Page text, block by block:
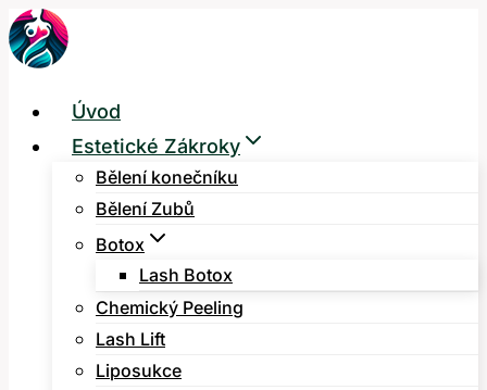
Přeskočit
na
Úvod
Estetické Zákroky
Bělení konečníku
Bělení Zubů
Botox
Lash Botox
Chemický Peeling
Lash Lift
Liposukce